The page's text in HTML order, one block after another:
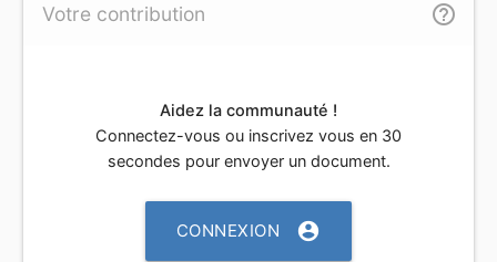
Votre contribution help_outline
Aidez la communauté !
Connectez-vous ou inscrivez vous en 30
secondes pour envoyer un document.
CONNEXION account_circle